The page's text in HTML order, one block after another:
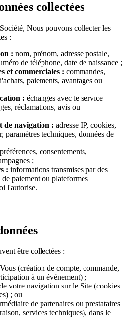
collectées
Nous pouvons collecter les
:
: nom, prénom, adresse postale,
de téléphone, date de naissance ;
et commerciales : commandes,
paiements, avantages ou
: échanges avec le service
réclamations, avis ou
de navigation : adresse IP, cookies,
paramètres techniques, données de
préférences, consentements,
;
: informations transmises par des
de paiement ou plateformes
l'autorise.
être collectées :
(création de compte, commande,
à un événement) ;
votre navigation sur le Site (cookies
; ou
de partenaires ou prestataires
services techniques), dans le